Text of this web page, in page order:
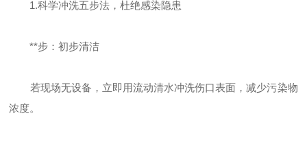
1.科学冲洗五步法，杜绝感染隐患
**步：初步清洁
若现场无设备，立即用流动清水冲洗伤口表面，减少污染物
浓度。